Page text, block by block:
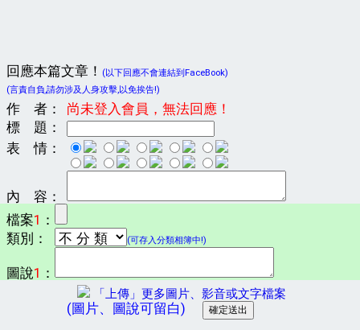
回應本篇文章！
(以下回應不會連結到FaceBook)
(言責自負,請勿涉及人身攻擊,以免挨告!)
作 者：
尚未登入會員，無法回應！
標 題：
表 情：
內 容：
檔案1 ：
類別：
(可存入分類相簿中!)
圖說1 ：
「上傳」更多圖片、影音或文字檔案
(圖片、圖說可留白)